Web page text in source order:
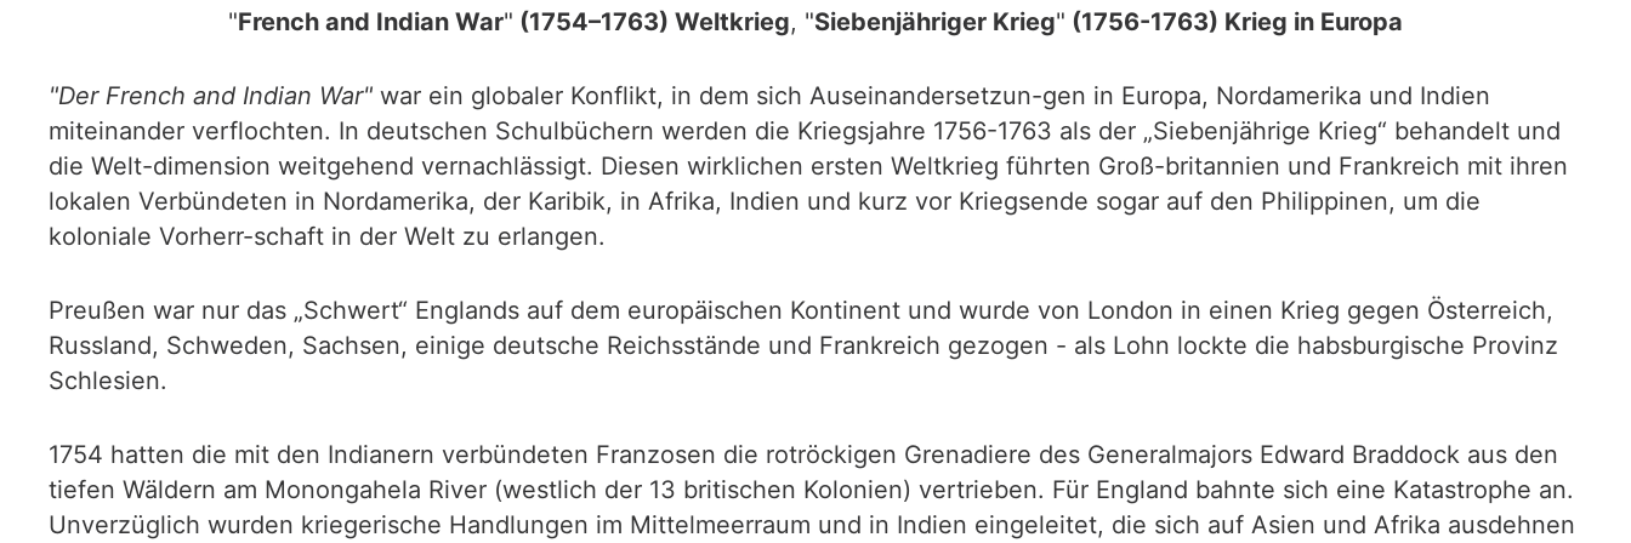
"French and Indian War" (1754–1763) Weltkrieg, "Siebenjähriger Krieg" (1756-1763) Krieg in Europa
"Der French and Indian War" war ein globaler Konflikt, in dem sich Auseinandersetzun-gen in Europa, Nordamerika und Indien
miteinander verflochten. In deutschen Schulbüchern werden die Kriegsjahre 1756-1763 als der „Siebenjährige Krieg“ behandelt und
die Welt-dimension weitgehend vernachlässigt. Diesen wirklichen ersten Weltkrieg führten Groß-britannien und Frankreich mit ihren
lokalen Verbündeten in Nordamerika, der Karibik, in Afrika, Indien und kurz vor Kriegsende sogar auf den Philippinen, um die
koloniale Vorherr-schaft in der Welt zu erlangen.
Preußen war nur das „Schwert“ Englands auf dem europäischen Kontinent und wurde von London in einen Krieg gegen Österreich,
Russland, Schweden, Sachsen, einige deutsche Reichsstände und Frankreich gezogen - als Lohn lockte die habsburgische Provinz
Schlesien.
1754 hatten die mit den Indianern verbündeten Franzosen die rotröckigen Grenadiere des Generalmajors Edward Braddock aus den
tiefen Wäldern am Monongahela River (westlich der 13 britischen Kolonien) vertrieben. Für England bahnte sich eine Katastrophe an.
Unverzüglich wurden kriegerische Handlungen im Mittelmeerraum und in Indien eingeleitet, die sich auf Asien und Afrika ausdehnen